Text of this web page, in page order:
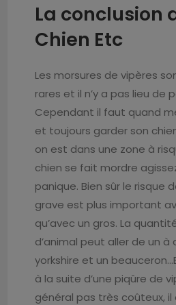
La conclusion
Chien Etc
Les morsures de vipères
rares et il n’y a pas lieu de
Cependant il faut quand
et toujours garder son
on est dans une zone à
chien se fait mordre
panique. Bien sûr le risque
grave est plus important
qu’avec un gros. La
d’animal peut aller de un à
yorkshire et un
à la suite d’une piqûre de
général pas très coûteux, il